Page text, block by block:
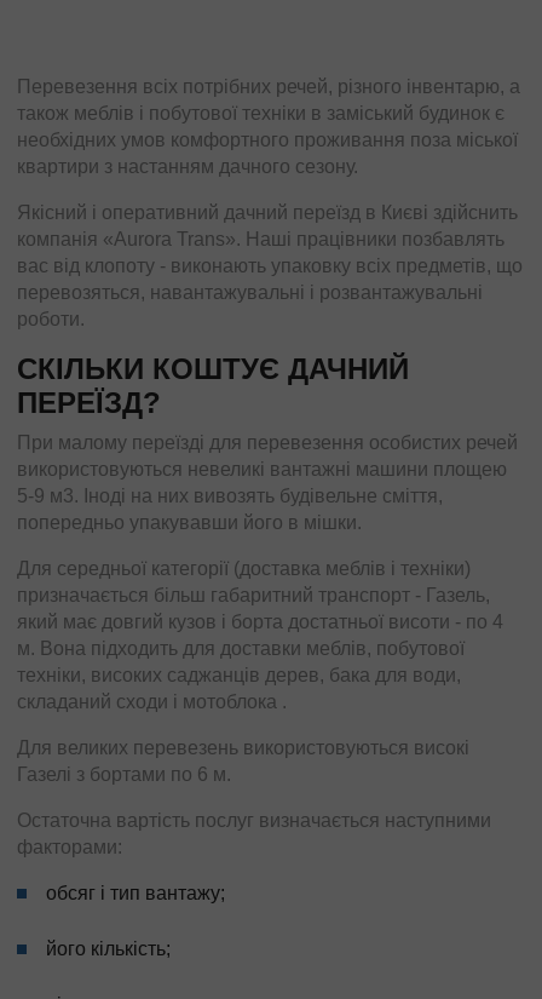
Перевезення всіх потрібних речей, різного інвентарю, а
також меблів і побутової техніки в заміський будинок є
необхідних умов комфортного проживання поза міської
квартири з настанням дачного сезону.
Якісний і оперативний дачний переїзд в Києві здійснить
компанія «Aurora Trans». Наші працівники позбавлять
вас від клопоту - виконають упаковку всіх предметів, що
перевозяться, навантажувальні і розвантажувальні
роботи.
СКІЛЬКИ КОШТУЄ ДАЧНИЙ
ПЕРЕЇЗД?
При малому переїзді для перевезення особистих речей
використовуються невеликі вантажні машини площею
5-9 м3. Іноді на них вивозять будівельне сміття,
попередньо упакувавши його в мішки.
Для середньої категорії (доставка меблів і техніки)
призначається більш габаритний транспорт - Газель,
який має довгий кузов і борта достатньої висоти - по 4
м. Вона підходить для доставки меблів, побутової
техніки, високих саджанців дерев, бака для води,
складаний сходи і мотоблока .
Для великих перевезень використовуються високі
Газелі з бортами по 6 м.
Остаточна вартість послуг визначається наступними
факторами:
обсяг і тип вантажу;
його кількість;